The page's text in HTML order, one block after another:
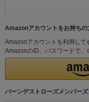
Amazonアカウントをお持ちの
Amazonアカウントを利用して
AmazonのID、パスワードで、
バーンデストローズメンバー